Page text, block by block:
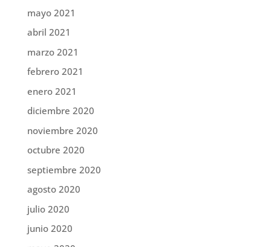
mayo 2021
abril 2021
marzo 2021
febrero 2021
enero 2021
diciembre 2020
noviembre 2020
octubre 2020
septiembre 2020
agosto 2020
julio 2020
junio 2020